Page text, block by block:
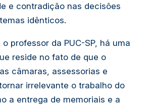
e contradição nas decisões
idênticos.
professor da PUC-SP, há uma
reside no fato de que o
câmaras, assessorias e
irrelevante o trabalho do
a entrega de memoriais e a